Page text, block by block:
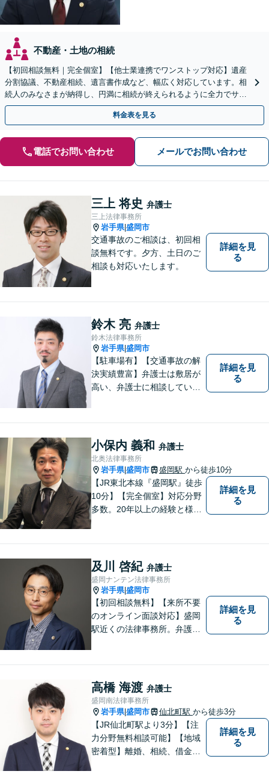
不動産・土地の相続
【初回相談無料｜完全個室】【他士業連携でワンストップ対応】遺産
分割協議、不動産相続、遺言書作成など、幅広く対応しています。相
続人のみなさまが納得し、円満に相続が終えられるように全力でサポ
ートいたします。ぜひご相談ください。【WEB面談可】
料金表を見る
電話でお問い合わせ メールでお問い合わせ
三上 将史 弁護士
三上法律事務所
岩手県|盛岡市
交通事故のご相談は、初回相
談無料です。夕方、土日のご
相談も対応いたします。
詳細を見
る
鈴木 亮 弁護士
鈴木法律事務所
岩手県|盛岡市
【駐車場有】【交通事故の解
決実績豊富】弁護士は敷居が
高い、弁護士に相談していい
に相談していただける弁護士
を目指しています。どんなこ
とでもお気軽にご相談くださ
い。
詳細を見
る
小保内 義和 弁護士
北奥法律事務所
岩手県|盛岡市 盛岡駅 から徒歩10分
【JR東北本線『盛岡駅』徒歩
10分】【完全個室】対応分野
多数。20年以上の経験と様々
決を目指します。 お気軽にご
お相談ください。
詳細を見
る
及川 啓紀 弁護士
盛岡ナンテン法律事務所
岩手県|盛岡市
【初回相談無料】【来所不要
のオンライン面談対応】盛岡
駅近くの法律事務所。弁護士
対応が可能です。可能な限り
専門用語は避け、依頼者様が
理解しやすい対応を心がけて
います。【土日祝・時間外対
応可】
詳細を見
る
高橋 海渡 弁護士
盛岡南法律事務所
岩手県|盛岡市 仙北町駅 から徒歩3分
【JR仙北町駅より3分】【注
力分野無料相談可能】【地域
密着型】離婚、相続、借金、
詳細を見
る